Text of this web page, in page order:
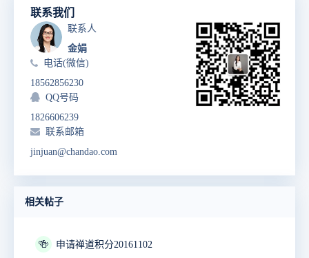
联系我们
联系人
金娟
电话(微信)
18562856230
QQ号码
1826606239
联系邮箱
jinjuan@chandao.com
相关帖子
🍻 申请禅道积分20161102